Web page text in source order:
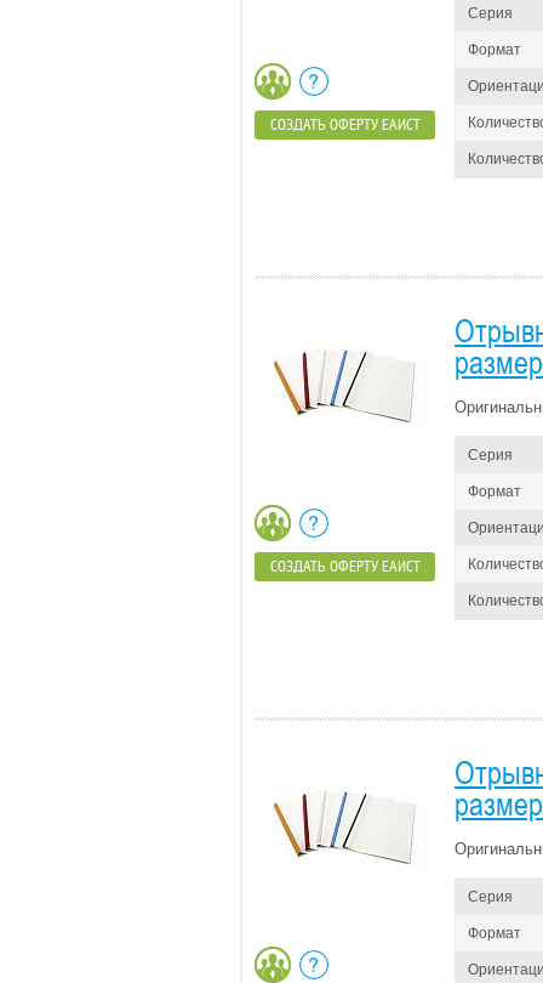
Серия
Формат
СОЗДАТЬ ОФЕРТУ ЕАИСТ
Серия
Формат
СОЗДАТЬ ОФЕРТУ ЕАИСТ
Серия
Формат